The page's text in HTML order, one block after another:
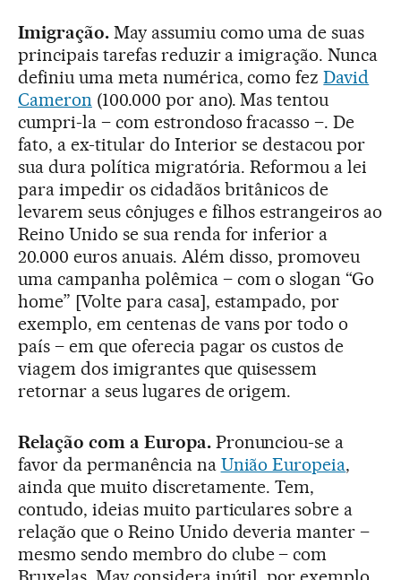
Imigração. May assumiu como uma de suas
principais tarefas reduzir a imigração. Nunca
definiu uma meta numérica, como fezDavid
Cameron (100.000 por ano). Mas tentou
cumpri-la – com estrondoso fracasso –. De
fato, a ex-titular do Interior se destacou por
sua dura política migratória. Reformou a lei
para impedir os cidadãos britânicos de
levarem seus cônjuges e filhos estrangeiros ao
Reino Unido se sua renda for inferior a
20.000 euros anuais. Além disso, promoveu
uma campanha polêmica – com o slogan “Go
home” [Volte para casa], estampado, por
exemplo, em centenas de vans por todo o
país – em que oferecia pagar os custos de
viagem dos imigrantes que quisessem
retornar a seus lugares de origem.
Relação com a Europa. Pronunciou-se a
favor da permanência na União Europeia,
ainda que muito discretamente. Tem,
contudo, ideias muito particulares sobre a
relação que o Reino Unido deveria manter –
mesmo sendo membro do clube – com